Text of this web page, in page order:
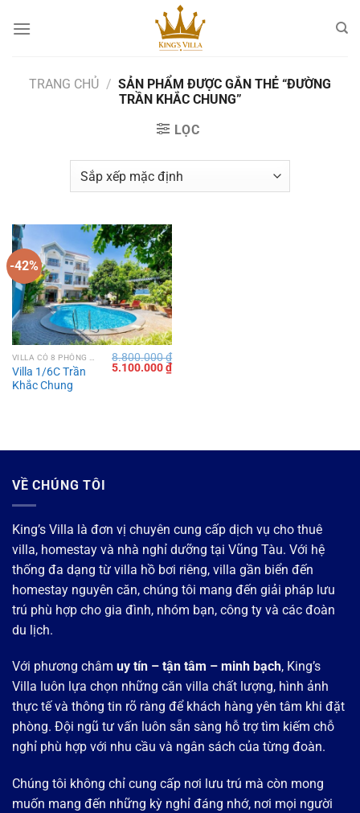
qua
TRANG CHỦ / SẢN PHẨM ĐƯỢC GẮN THẺ “ĐƯỜNG
TRẦN KHẮC CHUNG”
LỌC
-42%
VILLA CÓ 8 PHÒNG NGỦ TẠI VŨNG TÀU
Villa 1/6C Trần
Khắc Chung
8.800.000₫
Giá
5.100.000₫Giá
hiện
VỀ CHÚNG TÔI
King’s Villa là đơn vị chuyên cung cấp dịch vụ cho thuê
villa, homestay và nhà nghỉ dưỡng tại Vũng Tàu. Với hệ
thống đa dạng từ villa hồ bơi riêng, villa gần biển đến
homestay nguyên căn, chúng tôi mang đến giải pháp lưu
trú phù hợp cho gia đình, nhóm bạn, công ty và các đoàn
du lịch.
Với phương châm uy tín – tận tâm – minh bạch, King’s
Villa luôn lựa chọn những căn villa chất lượng, hình ảnh
thực tế và thông tin rõ ràng để khách hàng yên tâm khi đặt
phòng. Đội ngũ tư vấn luôn sẵn sàng hỗ trợ tìm kiếm chỗ
nghỉ phù hợp với nhu cầu và ngân sách của từng đoàn.
Chúng tôi không chỉ cung cấp nơi lưu trú mà còn mong
muốn mang đến những kỳ nghỉ đáng nhớ, nơi mọi người